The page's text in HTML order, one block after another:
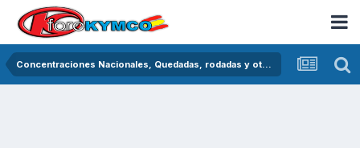
Concentraciones Nacionales, Quedadas, rodadas y otras crónicas del asfalto